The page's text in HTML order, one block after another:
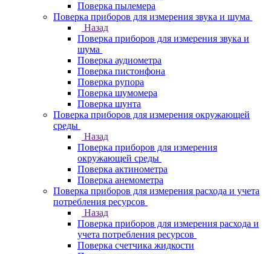
Поверка пылемера
Поверка приборов для измерения звука и шума
Назад
Поверка приборов для измерения звука и
шума
Поверка аудиометра
Поверка пистонфона
Поверка рупора
Поверка шумомера
Поверка шунта
Поверка приборов для измерения окружающей
среды
Назад
Поверка приборов для измерения
окружающей среды
Поверка актинометра
Поверка анемометра
Поверка приборов для измерения расхода и учета
потребления ресурсов
Назад
Поверка приборов для измерения расхода и
учета потребления ресурсов
Поверка счетчика жидкости